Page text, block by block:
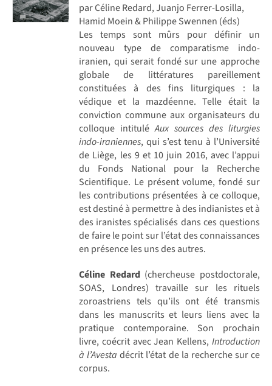
par Céline Redard, Juanjo Ferrer-Losilla,
Hamid Moein & Philippe Swennen (éds)
Les temps sont mûrs pour définir un
nouveau type de comparatisme indo-
iranien, qui serait fondé sur une approche
globale de littératures pareillement
constituées à des fins liturgiques : la
védique et la mazdéenne. Telle était la
conviction commune aux organisateurs du
colloque intituléAux sources des liturgies
indo-iraniennes, qui s’est tenu à l’Université
de Liège, les 9 et 10 juin 2016, avec l’appui
du Fonds National pour la Recherche
Scientifique. Le présent volume, fondé sur
les contributions présentées à ce colloque,
est destiné à permettre à des indianistes et à
des iranistes spécialisés dans ces questions
de faire le point sur l’état des connaissances
en présence les uns des autres.
Céline Redard (chercheuse postdoctorale,
SOAS, Londres) travaille sur les rituels
zoroastriens tels qu’ils ont été transmis
dans les manuscrits et leurs liens avec la
pratique contemporaine. Son prochain
livre, coécrit avec Jean Kellens, Introduction
à l’Avesta décrit l’état de la recherche sur ce
corpus.